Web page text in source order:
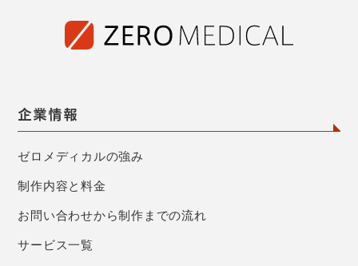
企業情報
ゼロメディカルの強み
制作内容と料金
お問い合わせから制作までの流れ
サービス一覧